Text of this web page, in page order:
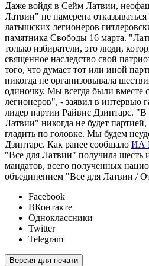
Даже войдя в Сейм Латвии,
Латвии" не намерена
латышских легионеров
памятника Свободы 16 марта.
только избиратели, это люди,
священное наследство свой
того, что думает тот или иной
никогда не организовывала
одиночку. Мы всегда были вместе
легионеров", - заявил в интервью
лидер партии Райвис Дзинтарс.
Латвии" никогда не будет партией,
гладить по головке. Мы будем
Дзинтарс. Как ранее сообщало ИА
"Все для Латвии" получила шесть
мандатов, всего полученных
объединением "Все для Латвии /
Facebook
ВКонтакте
Одноклассники
Twitter
Telegram
Версия для печати